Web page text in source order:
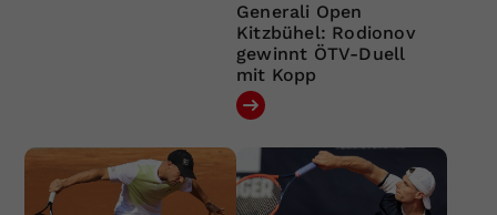
Generali Open
Kitzbühel: Rodionov
gewinnt ÖTV-Duell
mit Kopp